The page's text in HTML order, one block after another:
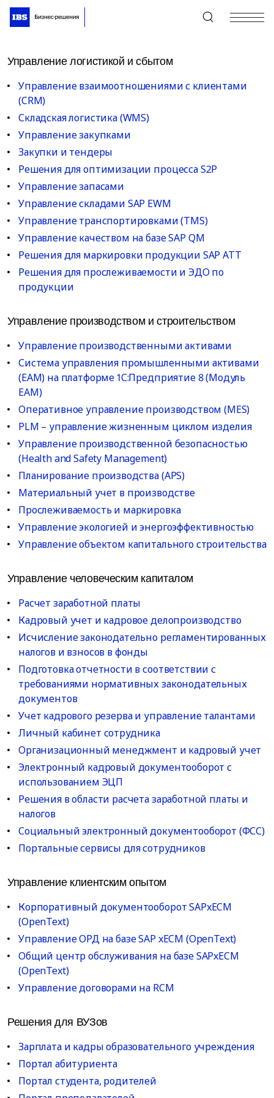
+7 (495) 967-80-80
Управление логистикой и сбытом
Управление взаимоотношениями с клиентами
(CRM)
Складская логистика (WMS)
Управление закупками
Закупки и тендеры
Решения для оптимизации процесса S2P
Управление запасами
Управление складами SAP EWM
Управление транспортировками (TMS)
Управление качеством на базе SAP QM
Решения для маркировки продукции SAP ATT
Решения для прослеживаемости и ЭДО по
продукции
Управление производством и строительством
Управление производственными активами
Система управления промышленными активами
(EAM) на платформе 1С:Предприятие 8 (Модуль
EAM)
Оперативное управление производством (MES)
PLM – управление жизненным циклом изделия
Управление производственной безопасностью
(Health and Safety Management)
Планирование производства (APS)
Материальный учет в производстве
Прослеживаемость и маркировка
Управление экологией и энергоэффективностью
Управление объектом капитального строительства
Управление человеческим капиталом
Расчет заработной платы
Кадровый учет и кадровое делопроизводство
Исчисление законодательно регламентированных
налогов и взносов в фонды
Подготовка отчетности в соответствии с
требованиями нормативных законодательных
документов
Учет кадрового резерва и управление талантами
Личный кабинет сотрудника
Организационный менеджмент и кадровый учет
Электронный кадровый документооборот с
использованием ЭЦП
Решения в области расчета заработной платы и
налогов
Социальный электронный документооборот (ФСС)
Портальные сервисы для сотрудников
Управление клиентским опытом
Корпоративный документооборот SAPxECM
(OpenText)
Управление ОРД на базе SAP xECM (OpenText)
Общий центр обслуживания на базе SAPxECM
(OpenText)
Управление договорами на RCM
Решения для ВУЗов
Зарплата и кадры образовательного учреждения
Портал абитуриента
Портал студента, родителей